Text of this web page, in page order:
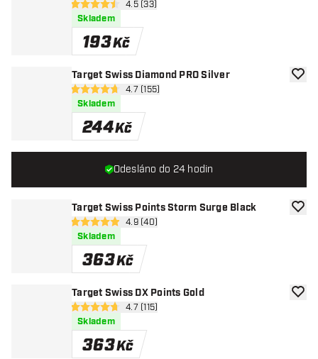
otevřít panel recenzí
4.5 hodnoticí hvězdičky
4.5 (33)
Skladem
193Kč
Target Swiss Diamond PRO Silver
otevřít panel recenzí
4.7 hodnoticí hvězdičky
4.7 (155)
Skladem
244Kč
Target Swiss Points Storm Surge Black
otevřít panel recenzí
4.9 hodnoticí hvězdičky
4.9 (40)
Skladem
363Kč
Target Swiss DX Points Gold
otevřít panel recenzí
4.7 hodnoticí hvězdičky
4.7 (115)
Skladem
363Kč
Odesláno do 24 hodin